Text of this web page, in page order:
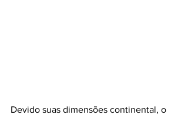
Devido suas dimensões continental, o